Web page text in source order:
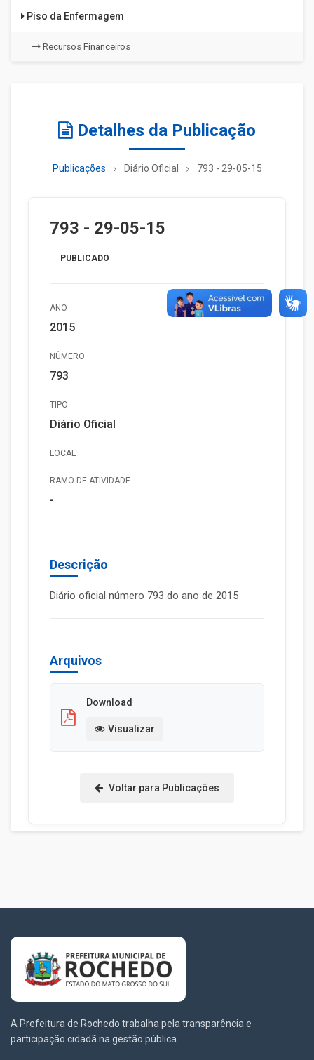
Piso da Enfermagem
Recursos Financeiros
Detalhes da Publicação
Publicações Diário Oficial 793 - 29-05-15
793 - 29-05-15
PUBLICADO
ANO
2015
NÚMERO
793
TIPO
Diário Oficial
LOCAL
RAMO DE ATIVIDADE
-
Descrição
Diário oficial número 793 do ano de 2015
Arquivos
Download
Visualizar
Voltar para Publicações
A Prefeitura de Rochedo trabalha pela transparência e
participação cidadã na gestão pública.